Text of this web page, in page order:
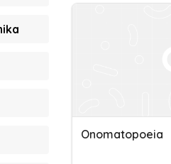
Onomatopoeia